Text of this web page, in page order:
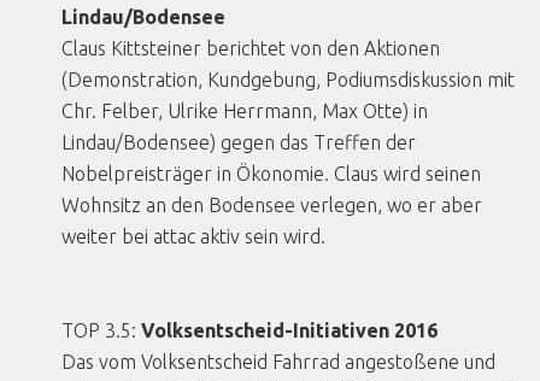
Lindau/Bodensee
Claus Kittsteiner berichtet von den Aktionen
(Demonstration, Kundgebung, Podiumsdiskussion mit
Chr. Felber, Ulrike Herrmann, Max Otte) in
Lindau/Bodensee) gegen das Treffen der
Nobelpreisträger in Ökonomie. Claus wird seinen
Wohnsitz an den Bodensee verlegen, wo er aber
weiter bei attac aktiv sein wird.
TOP 3.5: Volksentscheid-Initiativen 2016
Das vom Volksentscheid Fahrrad angestoßene und